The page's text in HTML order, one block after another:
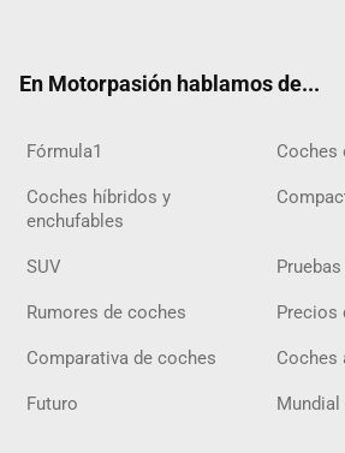
En Motorpasión hablamos de...
Fórmula1 Coches
Coches híbridos y
enchufables
SUV
Rumores de coches Precios
Comparativa de coches Coches
Futuro Mundial